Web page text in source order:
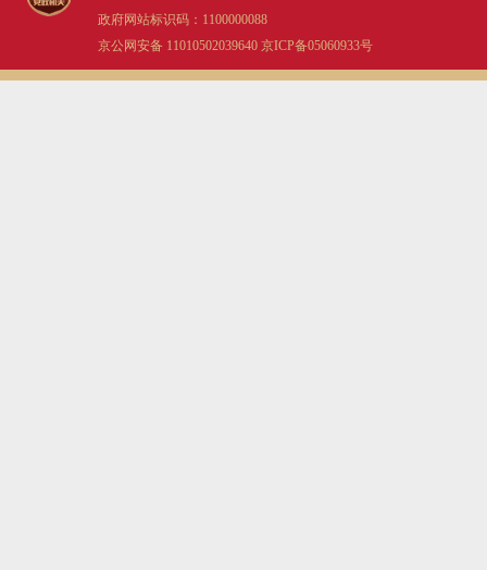
政府网站标识码：1100000088
京公网安备 11010502039640 京ICP备05060933号